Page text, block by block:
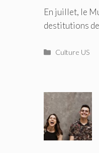
En juillet, le
destitutions
Catégories
Culture US